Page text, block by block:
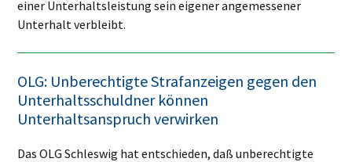
einer Unterhaltsleistung sein eigener angemessener
Unterhalt verbleibt.
OLG: Unberechtigte Strafanzeigen gegen den
Unterhaltsschuldner können
Unterhaltsanspruch verwirken
Das OLG Schleswig hat entschieden, daß unberechtigte